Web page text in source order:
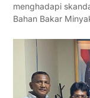
menghadapi
Bahan Bakar